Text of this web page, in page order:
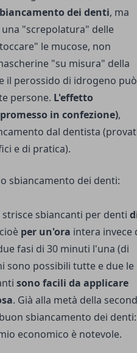
dei denti, ma
"screpolatura" delle
le mucose, non
"su misura" della
il perossido di idrogeno può
persone. L'effetto
in confezione),
dal dentista
e di pratica).
sbiancamento dei denti:
sbiancanti per denti
per un'ora intera invece
fasi di 30 minuti l'una (di
sono possibili tutte e due le
sono facili da applicare
. Già alla metà della
sbiancamento dei
economico è notevole.